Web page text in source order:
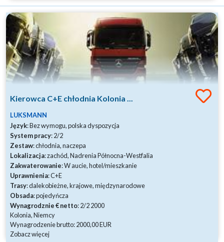
Kierowca C+E chłodnia Kolonia ...
LUKSMANN
Język: Bez wymogu, polska dyspozycja
System pracy: 2/2
Zestaw: chłodnia, naczepa
Lokalizacja: zachód, Nadrenia Północna-Westfalia
Zakwaterowanie: W aucie, hotel/mieszkanie
Uprawnienia: C+E
Trasy: dalekobieżne, krajowe, międzynarodowe
Obsada: pojedyńcza
Wynagrodznie € netto: 2/2 2000
Kolonia, Niemcy
Wynagrodzenie brutto: 2000,00 EUR
Zobacz więcej